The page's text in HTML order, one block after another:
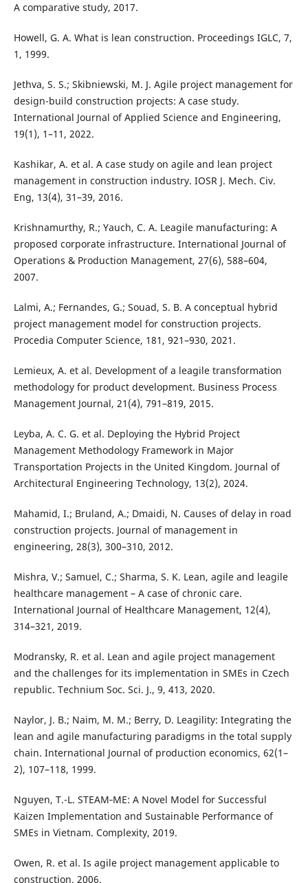
A comparative study, 2017.
Howell, G. A. What is lean construction. Proceedings IGLC, 7,
1, 1999.
Jethva, S. S.; Skibniewski, M. J. Agile project management for
design-build construction projects: A case study.
International Journal of Applied Science and Engineering,
19(1), 1–11, 2022.
Kashikar, A. et al. A case study on agile and lean project
management in construction industry. IOSR J. Mech. Civ.
Eng, 13(4), 31–39, 2016.
Krishnamurthy, R.; Yauch, C. A. Leagile manufacturing: A
proposed corporate infrastructure. International Journal of
Operations & Production Management, 27(6), 588–604,
2007.
Lalmi, A.; Fernandes, G.; Souad, S. B. A conceptual hybrid
project management model for construction projects.
Procedia Computer Science, 181, 921–930, 2021.
Lemieux, A. et al. Development of a leagile transformation
methodology for product development. Business Process
Management Journal, 21(4), 791–819, 2015.
Leyba, A. C. G. et al. Deploying the Hybrid Project
Management Methodology Framework in Major
Transportation Projects in the United Kingdom. Journal of
Architectural Engineering Technology, 13(2), 2024.
Mahamid, I.; Bruland, A.; Dmaidi, N. Causes of delay in road
construction projects. Journal of management in
engineering, 28(3), 300–310, 2012.
Mishra, V.; Samuel, C.; Sharma, S. K. Lean, agile and leagile
healthcare management – A case of chronic care.
International Journal of Healthcare Management, 12(4),
314–321, 2019.
Modransky, R. et al. Lean and agile project management
and the challenges for its implementation in SMEs in Czech
republic. Technium Soc. Sci. J., 9, 413, 2020.
Naylor, J. B.; Naim, M. M.; Berry, D. Leagility: Integrating the
lean and agile manufacturing paradigms in the total supply
chain. International Journal of production economics, 62(1–
2), 107–118, 1999.
Nguyen, T.-L. STEAM‐ME: A Novel Model for Successful
Kaizen Implementation and Sustainable Performance of
SMEs in Vietnam. Complexity, 2019.
Owen, R. et al. Is agile project management applicable to
construction, 2006.